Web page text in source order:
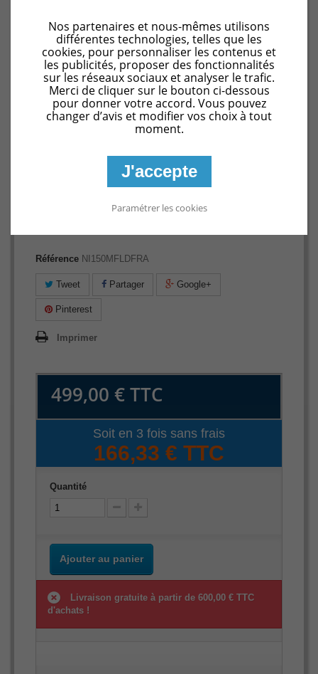
Agrandir l'image
Référence NI150MFLDFRA
Tweet Partager Google+
Pinterest
Imprimer
499,00 €TTC
Soit en 3 fois sans frais
166,33 € TTC
Quantité
Ajouter au panier
Livraison gratuite à partir de 600,00 € TTC
d'achats !
Nos partenaires et nous-mêmes utilisons
différentes technologies, telles que les
cookies, pour personnaliser les contenus et
les publicités, proposer des fonctionnalités
sur les réseaux sociaux et analyser le trafic.
Merci de cliquer sur le bouton ci-dessous
pour donner votre accord. Vous pouvez
changer d’avis et modifier vos choix à tout
moment.
J'accepte
Paramétrer les cookies